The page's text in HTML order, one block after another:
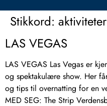
Stikkord:
LAS VEGAS
LAS VEGAS Las Vegas er
og spektakulære show. Her
og tips til overnatting for en
MED SEG: The Strip